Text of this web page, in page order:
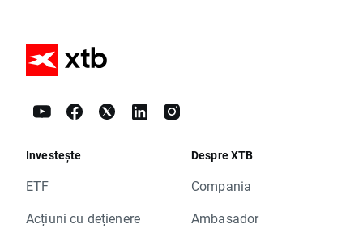
Investește
ETF
Acțiuni cu dețienere
Despre XTB
Compania
Ambasador